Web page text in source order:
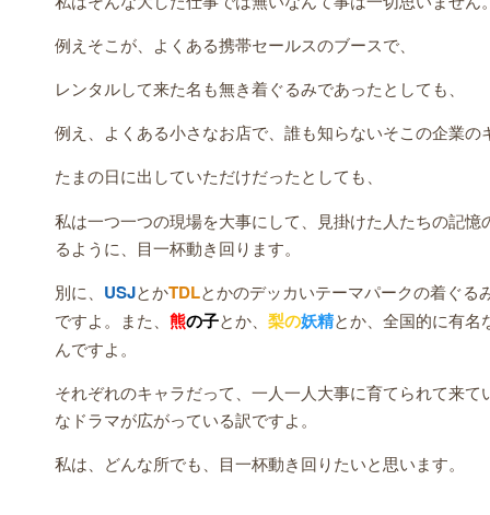
例えそこが、よくある携帯セールスのブースで、
レンタルして来た名も無き着ぐるみであったとしても、
例え、よくある小さなお店で、誰も知らないそこの企業の
たまの日に出していただけだったとしても、
私は一つ一つの現場を大事にして、見掛けた人たちの記
るように、目一杯動き回ります。
別に、 USJとかTDLとかのデッカいテーマパークの着ぐる
ですよ。また、 熊の子とか、 梨の妖精とか、全国的に有名
んですよ。
それぞれのキャラだって、一人一人大事に育てられて来
なドラマが広がっている訳ですよ。
私は、どんな所でも、目一杯動き回りたいと思います。